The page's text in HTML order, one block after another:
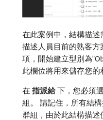
在此案例中，結構描
描述人員目前的熟客
項，開始建立型別為
此欄位將用來儲存您的
在​ 指派給下，您必須
組。 請記住，所有結
群組，由於此結構描